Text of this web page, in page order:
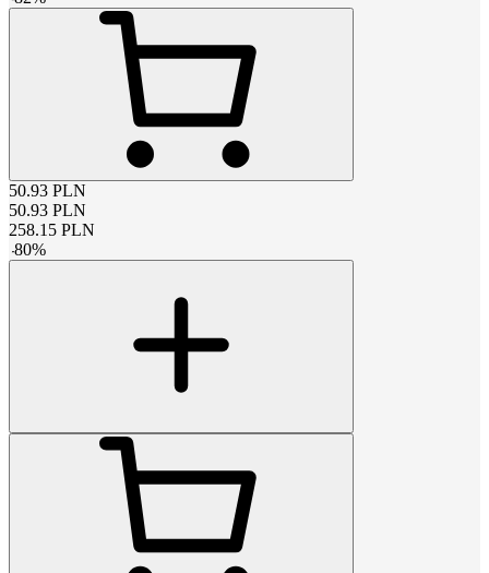
50.93 PLN
50.93 PLN
258.15 PLN
-80%